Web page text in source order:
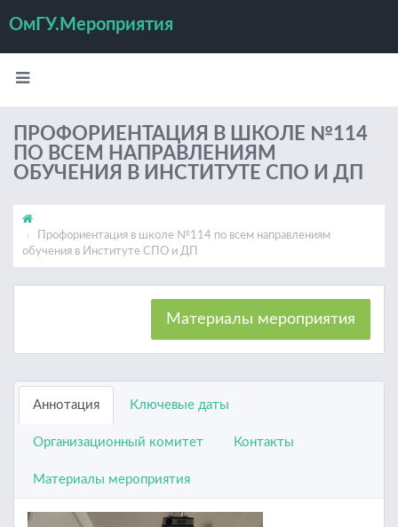
ОмГУ.Мероприятия
ПРОФОРИЕНТАЦИЯ В ШКОЛЕ №114
ПО ВСЕМ НАПРАВЛЕНИЯМ
ОБУЧЕНИЯ В ИНСТИТУТЕ СПО И ДП
Профориентация в школе №114 по всем направлениям
обучения в Институте СПО и ДП
Материалы мероприятия
Аннотация Ключевые даты
Организационный комитет Контакты
Материалы мероприятия